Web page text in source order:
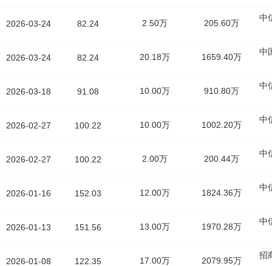
2026-03-24
2026-03-24
2026-03-18
2026-02-27
2026-02-27
2026-01-16
2026-01-13
2026-01-08
82.24 2.50万 205.60万
中
82.24 20.18万 1659.40万
中
91.08 10.00万 910.80万
中
100.22 10.00万 1002.20万
中
100.22 2.00万 200.44万
中
152.03 12.00万 1824.36万
中
151.56 13.00万 1970.28万
中
122.35 17.00万 2079.95万
招